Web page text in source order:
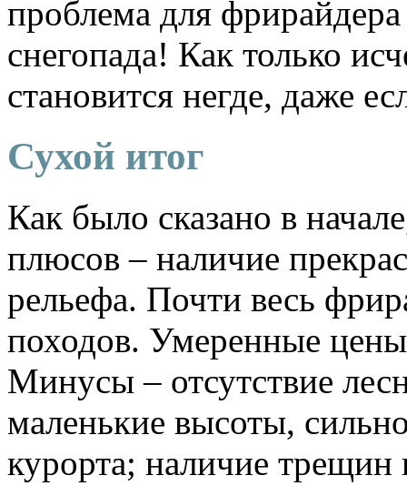
проблема для фрирайдера
снегопада! Как только
становится негде, даже
Сухой итог
Как было сказано в
плюсов – наличие
рельефа. Почти весь
походов. Умеренные
Минусы – отсутствие
маленькие высоты,
курорта; наличие